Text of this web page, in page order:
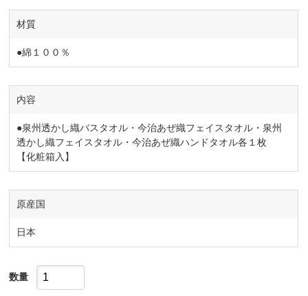
材質
●綿１００％
内容
●泉州透かし織バスタオル・今治あぜ織フェイスタオル・泉州
透かし織フェイスタオル・今治あぜ織ハンドタオル各１枚
【化粧箱入】
原産国
日本
数量